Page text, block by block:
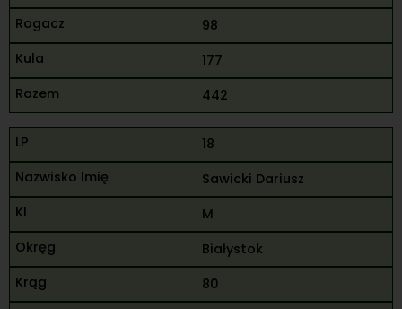
98
177
442
18
Sawicki Dariusz
M
Białystok
80